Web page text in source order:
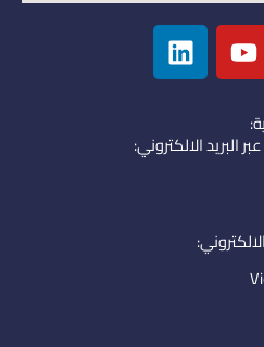
Y
o
u
u
b
L
i
n
e
d
البريد الالكتروني: